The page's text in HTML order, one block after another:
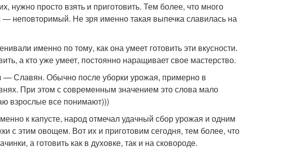
нужно просто взять и приготовить. Тем более, что много
— неповторимый. Не зря именно такая выпечка славилась на
именно по тому, как она умеет готовить эти вкусности.
а кто уже умеет, постоянно наращивает свое мастерство.
Славян. Обычно после уборки урожая, примерно в
При этом с современным значением это слова мало
взрослые все понимают)))
к капусте, народ отмечал удачный сбор урожая и одним
с этим овощем. Вот их и приготовим сегодня, тем более, что
а готовить как в духовке, так и на сковороде.